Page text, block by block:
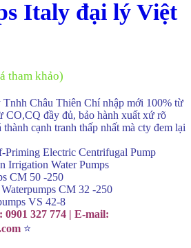
Italy đại lý Việt
tham khảo)
Tnhh Châu Thiên Chí nhập mới 100% từ
CO,CQ đầy đủ, bảo hành xuất xứ rõ
cạnh tranh thấp nhất mà cty đem lại
Priming Electric Centrifugal Pump
Irrigation Water Pumps
CM 50 -250
CM 32 -250
VS 42-8
327 774 | E-mail:
⭐